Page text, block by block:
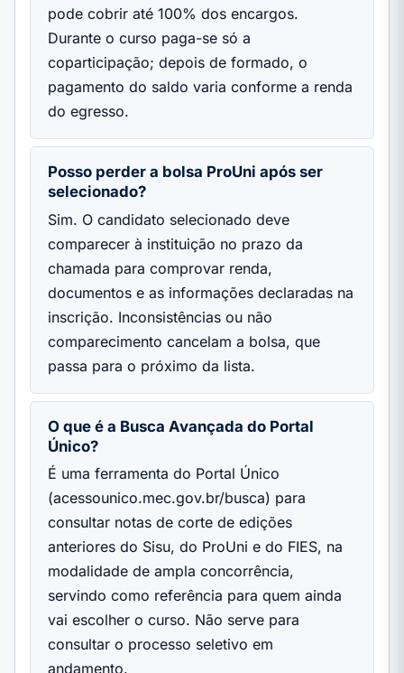
pode cobrir até 100% dos encargos.
Durante o curso paga-se só a
coparticipação; depois de formado, o
pagamento do saldo varia conforme a renda
do egresso.
Posso perder a bolsa ProUni após ser
selecionado?
Sim. O candidato selecionado deve
comparecer à instituição no prazo da
chamada para comprovar renda,
documentos e as informações declaradas na
inscrição. Inconsistências ou não
comparecimento cancelam a bolsa, que
passa para o próximo da lista.
O que é a Busca Avançada do Portal
Único?
É uma ferramenta do Portal Único
(acessounico.mec.gov.br/busca) para
consultar notas de corte de edições
anteriores do Sisu, do ProUni e do FIES, na
modalidade de ampla concorrência,
servindo como referência para quem ainda
vai escolher o curso. Não serve para
consultar o processo seletivo em
andamento.